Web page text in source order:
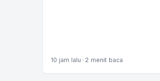
10 jam lalu • 2 menit baca